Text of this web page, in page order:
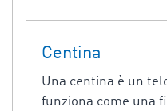
Centina
Una centina è un
funziona come una